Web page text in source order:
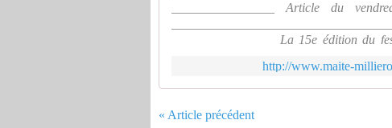
________________ Article du
________________ La 15e édition du
habitants Un drôle de vent souffle sur
tracteur de Rouillac.
http://www.maite-
« Article précédent